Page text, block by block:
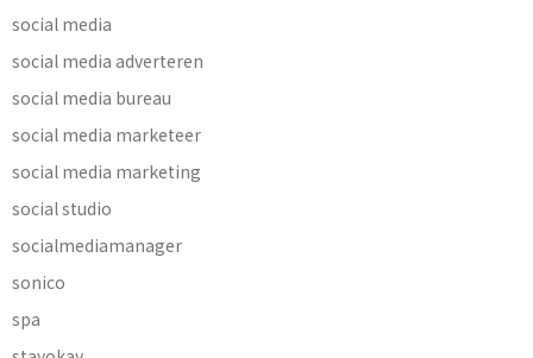
social media
social media adverteren
social media bureau
social media marketeer
social media marketing
social studio
socialmediamanager
sonico
spa